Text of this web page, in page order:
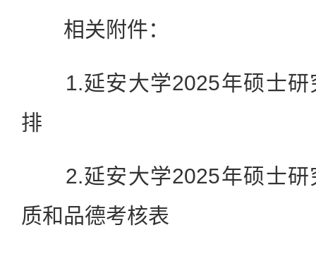
相关附件：
1.延安大学2025年硕士研
排
2.延安大学2025年硕士研
质和品德考核表